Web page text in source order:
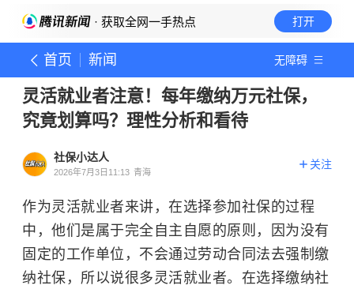
· 获取全网一手热点 打开
首页 新闻 无障碍
灵活就业者注意！每年缴纳万元社保，
究竟划算吗？理性分析和看待
社保小达人
2026年7月3日11:13 青海
关注
作为灵活就业者来讲，在选择参加社保的过程
中，他们是属于完全自主自愿的原则，因为没有
固定的工作单位，不会通过劳动合同法去强制缴
纳社保，所以说很多灵活就业者。在选择缴纳社